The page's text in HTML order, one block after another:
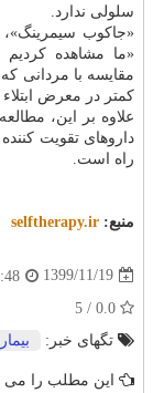
سلولی ندارد.
«جاکوب
«ما مشاهده
کمتر در معرض ابتلاء
علاوه بر این،
داروهای تقویت
راه است.
منبع: selftherapy.ir
1399/11/19
تگهای خبر:
بیمار
این مطلب را می